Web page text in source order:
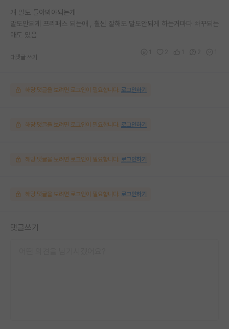
걔 말도 들아봐야되는게
말도안되게 프리패스 되는애 , 훨씬 잘해도 말도안되게 하는거마다 빠꾸되는
애도 있음
대댓글 쓰기
해당 댓글을 보려면 로그인이 필요합니다. 로그인하기
해당 댓글을 보려면 로그인이 필요합니다. 로그인하기
해당 댓글을 보려면 로그인이 필요합니다. 로그인하기
해당 댓글을 보려면 로그인이 필요합니다. 로그인하기
댓글쓰기